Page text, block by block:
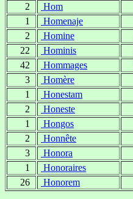
2
Hom
1
Homenaje
2
Homine
22
Hominis
42
Hommages
3
Homère
1
Honestam
2
Honeste
1
Hongos
2
Honnête
3
Honora
1
Honoraires
26
Honorem